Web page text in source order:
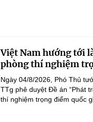
Việt Nam hướng tới
phòng thí nghiệm
Ngày 04/8/2026, Phó Thủ
TTg phê duyệt Đề án “Phát
thí nghiệm trọng điểm quốc